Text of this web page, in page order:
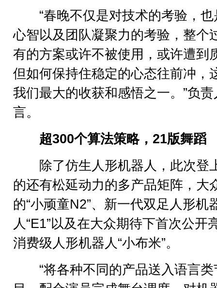
“春晚不仅是对技术的考验，也
心智以及团队凝聚力的考验，整个
有的方案或许不被使用，或许遭到
但如何保持住稳定的心态往前冲，
我们最大的收获和感悟之一。”负
言。
超300个算法策略，21版舞蹈
除了仿生人形机器人，此次登
的还有松延动力的多产品矩阵，大
的“小顽童N2”、新一代双足人形机
人“E1”以及在大众期待下首次公开
消费级人形机器人“小布米”。
“将各种不同的产品送入语言类